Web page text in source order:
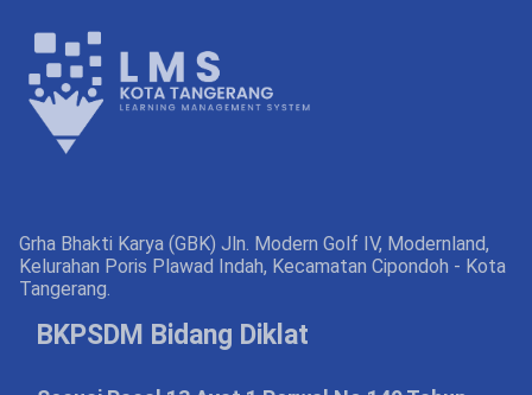
Grha Bhakti Karya (GBK) Jln. Modern Golf IV, Modernland,
Kelurahan Poris Plawad Indah, Kecamatan Cipondoh - Kota
Tangerang.
BKPSDM Bidang Diklat